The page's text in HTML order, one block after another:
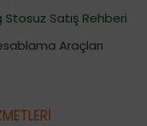
Satış Rehberi
Araçları